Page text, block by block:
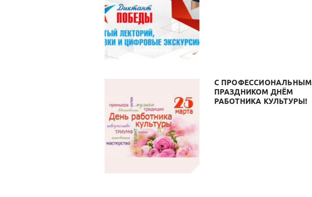
С ПРОФЕССИОНАЛЬНЫМ
ПРАЗДНИКОМ ДНЁМ
РАБОТНИКА КУЛЬТУРЫ!